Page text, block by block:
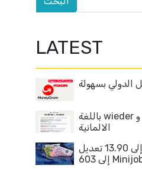
LATEST
التعبيرات مع nochmal و wieder باللغة
الالمانية
رفع الحد الأدنى للأجور إلى 13.90 تعديل